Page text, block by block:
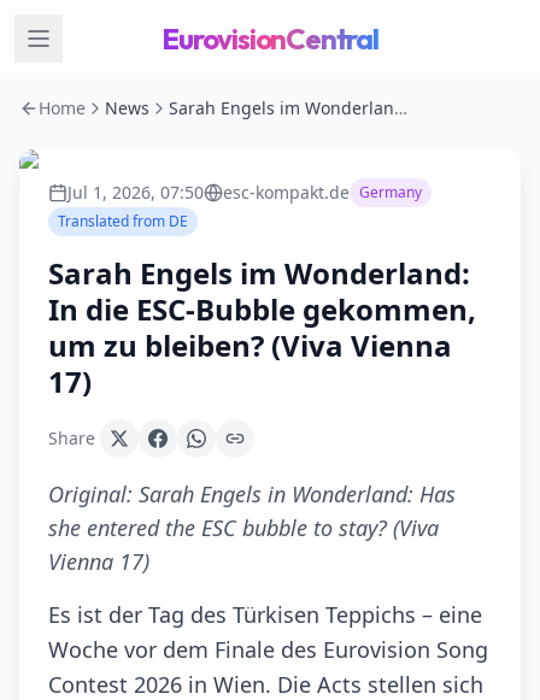
EurovisionCentral
Home News Sarah Engels im Wonderland: In die ESC-Bubble gekommen, um zu bleiben? (Viva Vienna 17)
Jul 1, 2026, 07:50 esc-kompakt.de Germany
Translated from DE
Sarah Engels im Wonderland:
In die ESC-Bubble gekommen,
um zu bleiben? (Viva Vienna
17)
Share
Original: Sarah Engels in Wonderland: Has
she entered the ESC bubble to stay? (Viva
Vienna 17)
Es ist der Tag des Türkisen Teppichs – eine
Woche vor dem Finale des Eurovision Song
Contest 2026 in Wien. Die Acts stellen sich